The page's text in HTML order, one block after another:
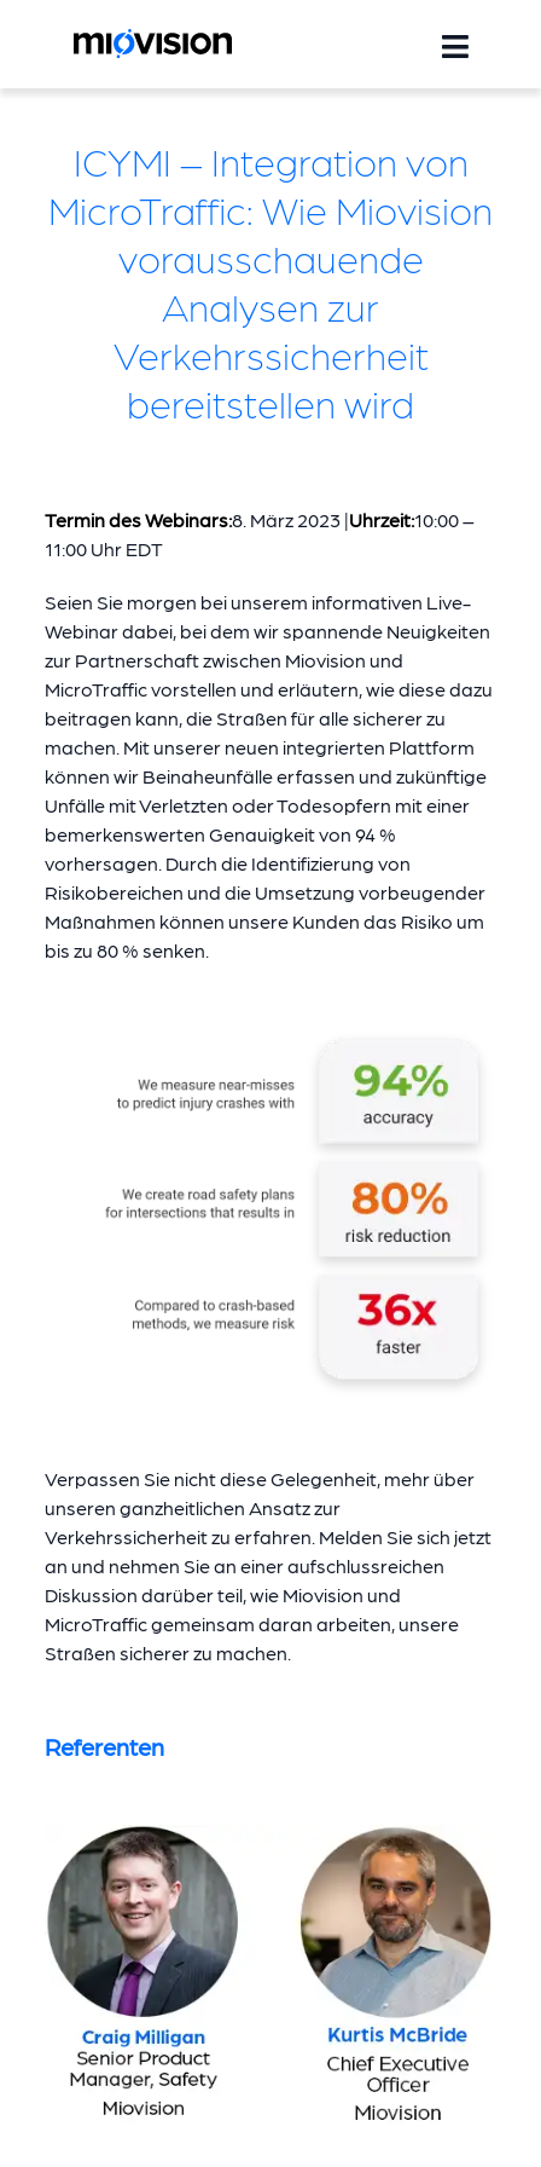
ICYMI – Integration von
MicroTraffic: Wie Miovision
vorausschauende
Analysen zur
Verkehrssicherheit
bereitstellen wird
Termin des Webinars:8. März 2023 |Uhrzeit:10:00 –
11:00 Uhr EDT
Seien Sie morgen bei unserem informativen Live-
Webinar dabei, bei dem wir spannende Neuigkeiten
zur Partnerschaft zwischen Miovision und
MicroTraffic vorstellen und erläutern, wie diese dazu
beitragen kann, die Straßen für alle sicherer zu
machen. Mit unserer neuen integrierten Plattform
können wir Beinaheunfälle erfassen und zukünftige
Unfälle mit Verletzten oder Todesopfern mit einer
bemerkenswerten Genauigkeit von 94 %
vorhersagen. Durch die Identifizierung von
Risikobereichen und die Umsetzung vorbeugender
Maßnahmen können unsere Kunden das Risiko um
bis zu 80 % senken.
Verpassen Sie nicht diese Gelegenheit, mehr über
unseren ganzheitlichen Ansatz zur
Verkehrssicherheit zu erfahren. Melden Sie sich jetzt
an und nehmen Sie an einer aufschlussreichen
Diskussion darüber teil, wie Miovision und
MicroTraffic gemeinsam daran arbeiten, unsere
Straßen sicherer zu machen.
Referenten